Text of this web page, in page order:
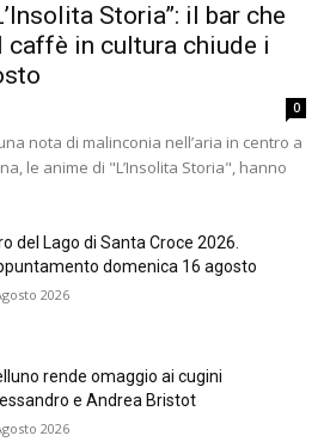
Storia”: il bar che
in cultura chiude i
0
nota di malinconia nell’aria in centro a
le anime di "L’Insolita Storia", hanno
del Lago di Santa Croce 2026.
domenica 16 agosto
2026
rende omaggio ai cugini
e Andrea Bristot
2026